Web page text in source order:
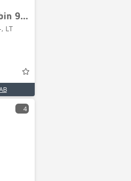
Lemken Rubin 9/450
LT
4